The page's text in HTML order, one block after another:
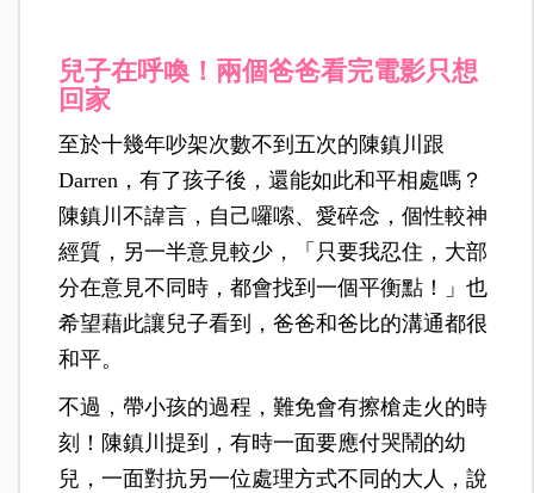
兒子在呼喚！兩個爸爸看完電影只想
回家
至於十幾年吵架次數不到五次的陳鎮川跟
Darren，有了孩子後，還能如此和平相處嗎？
陳鎮川不諱言，自己囉嗦、愛碎念，個性較神
經質，另一半意見較少，「只要我忍住，大部
分在意見不同時，都會找到一個平衡點！」也
希望藉此讓兒子看到，爸爸和爸比的溝通都很
和平。
不過，帶小孩的過程，難免會有擦槍走火的時
刻！陳鎮川提到，有時一面要應付哭鬧的幼
兒，一面對抗另一位處理方式不同的大人，說